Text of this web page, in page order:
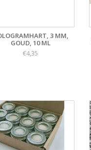
3 MM,
GOUD, 10 ML
€4,35